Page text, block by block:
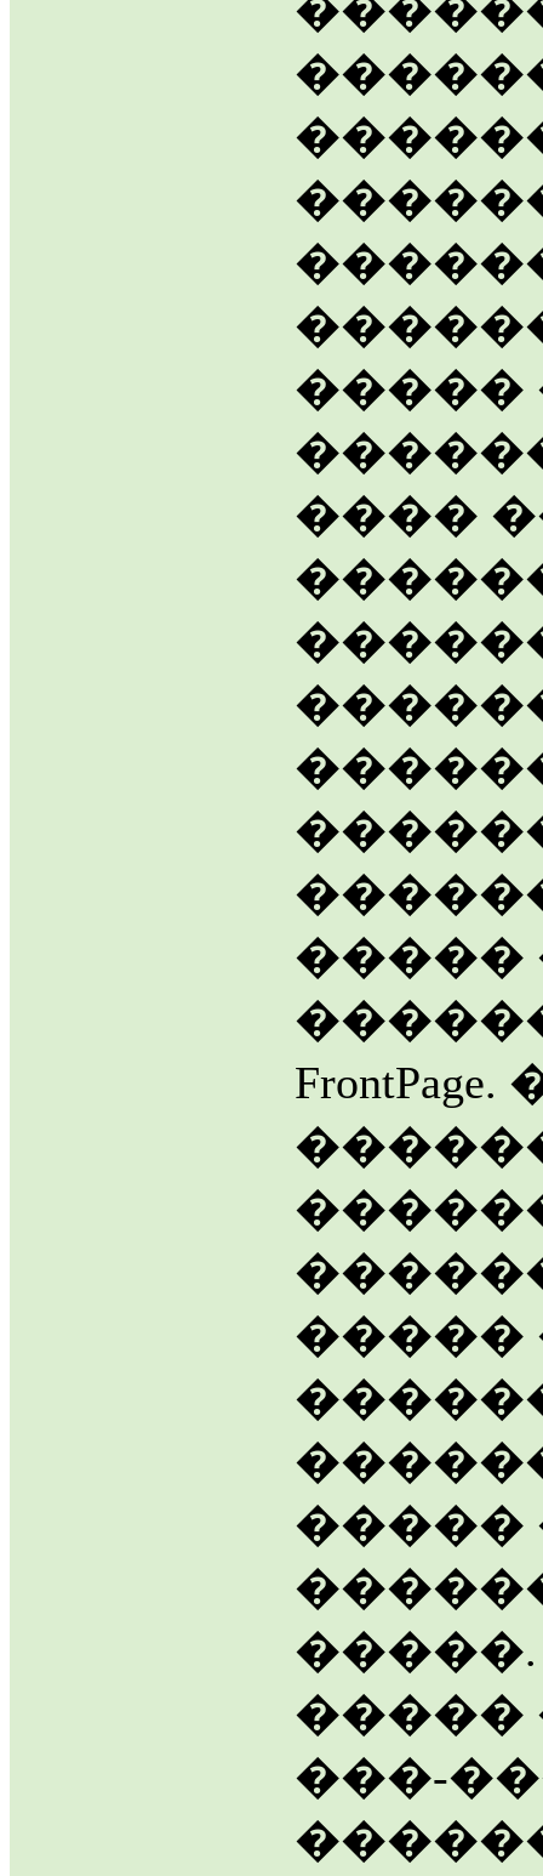
�����
����
�����
�����
�����
�����
���-